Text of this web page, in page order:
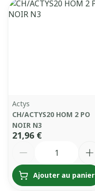
Actys
CH/ACTYS20 HOM 2 PO
NOIR N3
21,96 €
Ajouter au panier